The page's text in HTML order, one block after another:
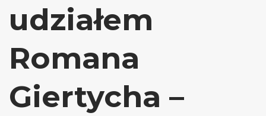
udziałem
Romana
Giertycha –